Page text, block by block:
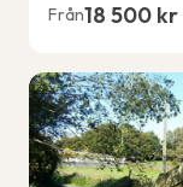
Från18 500 kr